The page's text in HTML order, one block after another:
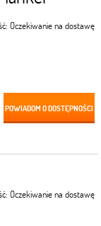
Oczekiwanie na dostawę
POWIADOM O DOSTĘPNOŚCI
Oczekiwanie na dostawę